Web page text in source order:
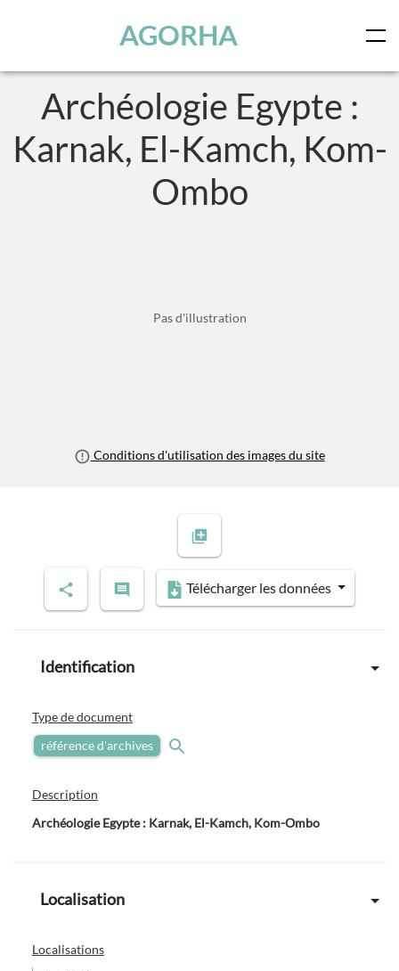
AGORHA
Archéologie Egypte :
Karnak, El-Kamch, Kom-
Ombo
Pas d'illustration
Conditions d'utilisation des images du site
Télécharger les données
Identification
Type de document
référence d'archives
Description
Archéologie Egypte : Karnak, El-Kamch, Kom-Ombo
Localisation
Localisations